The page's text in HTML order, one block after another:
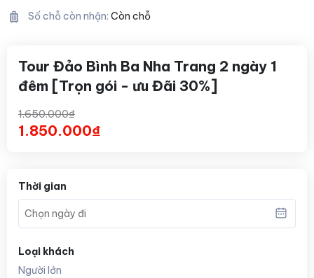
Số chỗ còn nhận: Còn chỗ
Tour Đảo Bình Ba Nha Trang 2 ngày 1
đêm [Trọn gói - ưu Đãi 30%]
1.650.000₫
1.850.000₫
Thời gian
Loại khách
Người lớn